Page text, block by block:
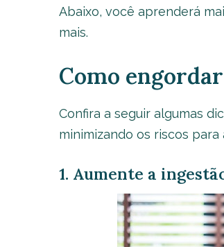
Abaixo, você aprenderá
mais.
Como
Confira a seguir algumas
minimizando os riscos para
1. Aumente a